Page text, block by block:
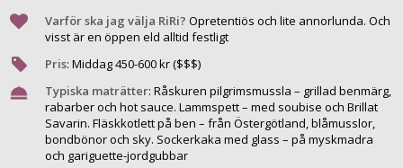
Varför ska jag välja RiRi? Opretentiös och lite annorlunda. Och
visst är en öppen eld alltid festligt
Pris: Middag450-600kr ($$$)
Typiska maträtter: Råskuren pilgrimsmussla – grillad benmärg,
rabarber och hot sauce. Lammspett – med soubise och Brillat
Savarin. Fläskkotlett på ben – från Östergötland, blåmusslor,
bondbönor och sky. Socker­kaka med glass – på myskmadra
och gariguette-jordgubbar